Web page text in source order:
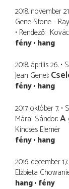
2018. november 21.
Gene Stone -
Rendező
fény hang
2018. április 26.
Jean Genet
fény hang
2017. október 7.
Márai Sándor A
Kincses Elemér
fény hang
2016. december 17.
Elżbieta
hang fény